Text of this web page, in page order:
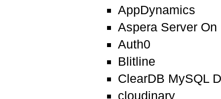
AppDynamics
Aspera Server On
Auth0
Blitline
ClearDB MySQL
cloudinary